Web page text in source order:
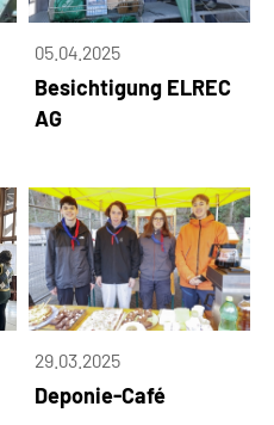
05.04.2025
Besichtigung ELREC
AG
29.03.2025
Deponie-Café